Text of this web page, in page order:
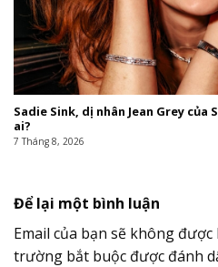
Sadie Sink, dị nhân Jean Grey của
ai?
7 Tháng 8, 2026
Để lại một bình luận
Email của bạn sẽ không
trường bắt buộc được đánh